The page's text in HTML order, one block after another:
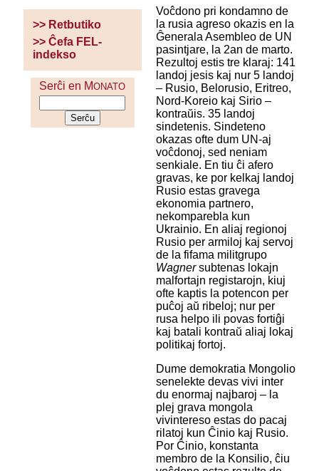
>> Retbutiko
>> Ĉefa FEL-
indekso
Serĉi en MONATO
Voĉdono pri kondamno de
la rusia agreso okazis en la
Ĝenerala Asembleo de UN
pasintjare, la 2an de marto.
Rezultoj estis tre klaraj: 141
landoj jesis kaj nur 5 landoj
– Rusio, Belorusio, Eritreo,
Nord-Koreio kaj Sirio –
kontraŭis. 35 landoj
sindetenis. Sindeteno
okazas ofte dum UN-aj
voĉdonoj, sed neniam
senkiale. En tiu ĉi afero
gravas, ke por kelkaj landoj
Rusio estas gravega
ekonomia partnero,
nekomparebla kun
Ukrainio. En aliaj regionoj
Rusio per armiloj kaj servoj
de la fifama militgrupo
Wagnersubtenas lokajn
malfortajn registarojn, kiuj
ofte kaptis la potencon per
puĉoj aŭ ribeloj; nur per
rusa helpo ili povas fortiĝi
kaj batali kontraŭ aliaj lokaj
politikaj fortoj.
Dume demokratia Mongolio
senelekte devas vivi inter
du enormaj najbaroj – la
plej grava mongola
vivintereso estas do pacaj
rilatoj kun Ĉinio kaj Rusio.
Por Ĉinio, konstanta
membro de la Konsilio, ĉiu